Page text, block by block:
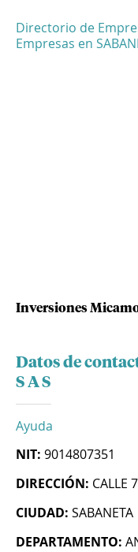
Directorio de
Empresas en
Inversiones Micamo
Datos de
S A S
Ayuda
NIT: 9014807351
DIRECCIÓN: CALLE
CIUDAD: SABANETA
DEPARTAMENTO: